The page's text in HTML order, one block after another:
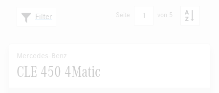
Filter Seite 1 von 5
Mercedes-Benz
CLE 450 4Matic